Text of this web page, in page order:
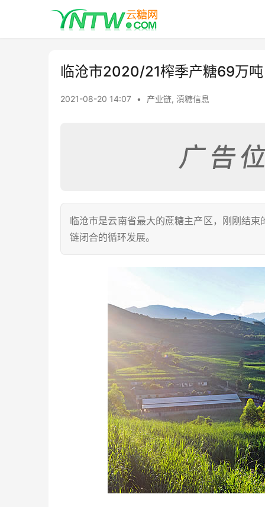
临沧市2020/21榨季产糖69万
2021-08-20 14:07 • 产业链, 滇糖信息
临沧市是云南省最大的蔗糖主产区，刚刚结
链闭合的循环发展。